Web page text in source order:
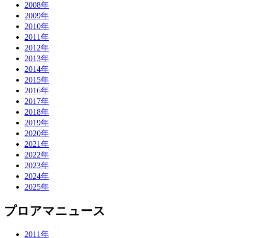
2008年
2009年
2010年
2011年
2012年
2013年
2014年
2015年
2016年
2017年
2018年
2019年
2020年
2021年
2022年
2023年
2024年
2025年
プロアマニュース
2011年